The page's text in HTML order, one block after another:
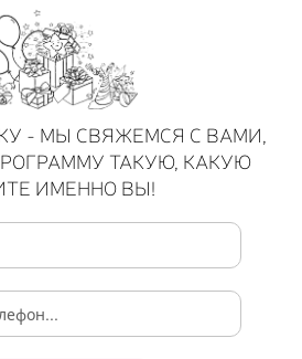
- МЫ СВЯЖЕМСЯ С ВАМИ,
ТАКУЮ, КАКУЮ
ИМЕННО ВЫ!